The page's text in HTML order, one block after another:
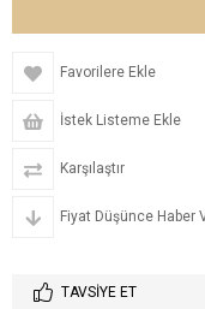
Favorilere Ekle
İstek Listeme Ekle
Karşılaştır
Fiyat Düşünce Haber
TAVSIYE ET